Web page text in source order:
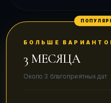
БОЛЬШЕ
3 МЕСЯЦА
Около 3 благоприятных дат